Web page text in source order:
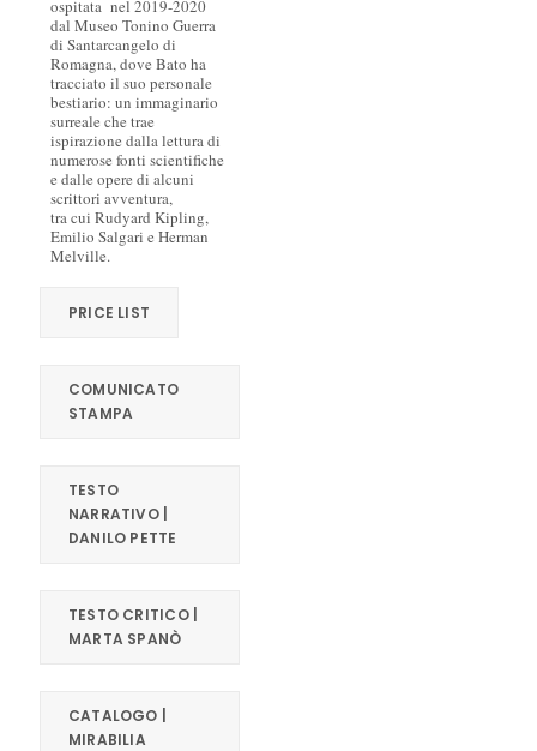
ospitata nel 2019-2020
dal Museo Tonino Guerra
di Santarcangelo di
Romagna, dove Bato ha
tracciato il suo personale
bestiario: un immaginario
surreale che trae
ispirazione dalla lettura di
numerose fonti scientifiche
e dalle opere di alcuni
scrittori avventura,
tra cui Rudyard Kipling,
Emilio Salgari e Herman
Melville.
PRICE LIST
COMUNICATO
STAMPA
TESTO
NARRATIVO |
DANILO PETTE
TESTO CRITICO |
MARTA SPANÒ
CATALOGO |
MIRABILIA